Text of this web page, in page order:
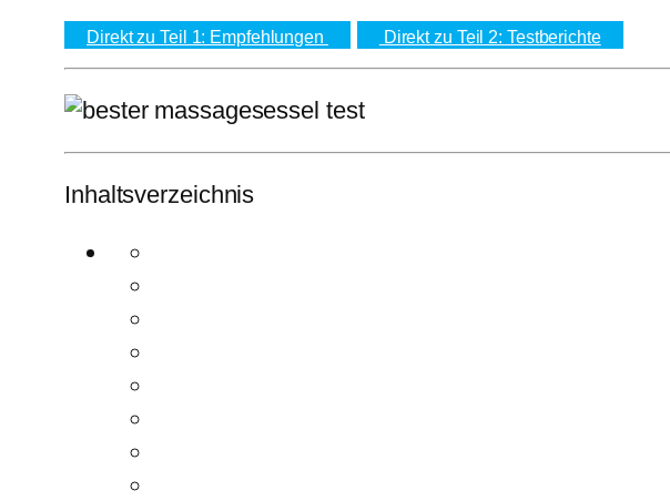
Direkt zu Teil 1: Empfehlungen Direkt zu Teil 2: Testberichte
Inhaltsverzeichnis